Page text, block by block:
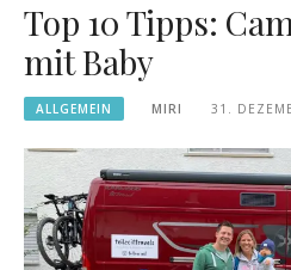
Top 10 Tipps:
mit Baby
ALLGEMEIN MIRI 31.